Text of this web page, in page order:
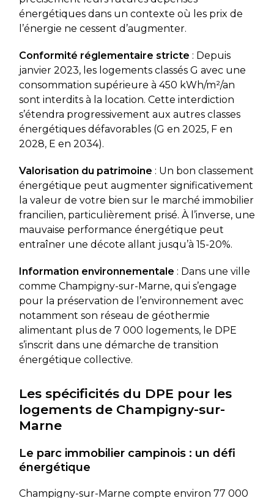
énergétiques dans un contexte où les prix de
l’énergie ne cessent d’augmenter.
Conformité réglementaire stricte : Depuis
janvier 2023, les logements classés G avec une
consommation supérieure à 450 kWh/m²/an
sont interdits à la location. Cette interdiction
s’étendra progressivement aux autres classes
énergétiques défavorables (G en 2025, F en
2028, E en 2034).
Valorisation du patrimoine : Un bon classement
énergétique peut augmenter significativement
la valeur de votre bien sur le marché immobilier
francilien, particulièrement prisé. À l’inverse, une
mauvaise performance énergétique peut
entraîner une décote allant jusqu’à 15-20%.
Information environnementale : Dans une ville
comme Champigny-sur-Marne, qui s’engage
pour la préservation de l’environnement avec
notamment son réseau de géothermie
alimentant plus de 7 000 logements, le DPE
s’inscrit dans une démarche de transition
énergétique collective.
Les spécificités du DPE pour les
logements de Champigny-sur-
Marne
Le parc immobilier campinois : un défi
énergétique
Champigny-sur-Marne compte environ 77 000